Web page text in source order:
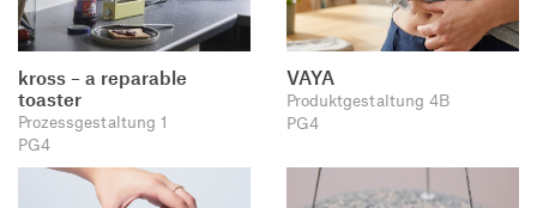
kross – a reparable
toaster
Prozessgestaltung 1
PG4
VAYA
Produktgestaltung 4B
PG4